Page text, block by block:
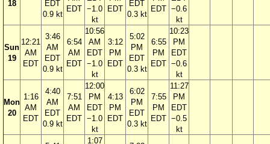
18
EDT
0.9 kt
EDT −1.0
kt
EDT
EDT
0.3 kt
EDT −0.6
kt
Sun
19
12:21
AM
EDT
3:46
AM
EDT
0.9 kt
6:54
AM
EDT
10:56
AM
EDT
−1.0
kt
3:12
PM
EDT
5:02
PM
EDT
0.3 kt
6:55
PM
EDT
10:23
PM
EDT
−0.6
kt
Mon
20
1:16
AM
EDT
4:40
AM
EDT
0.9 kt
7:51
AM
EDT
12:00
PM
EDT
−1.0
kt
4:13
PM
EDT
6:02
PM
EDT
0.3 kt
7:55
PM
EDT
11:27
PM
EDT
−0.5
kt
1:07